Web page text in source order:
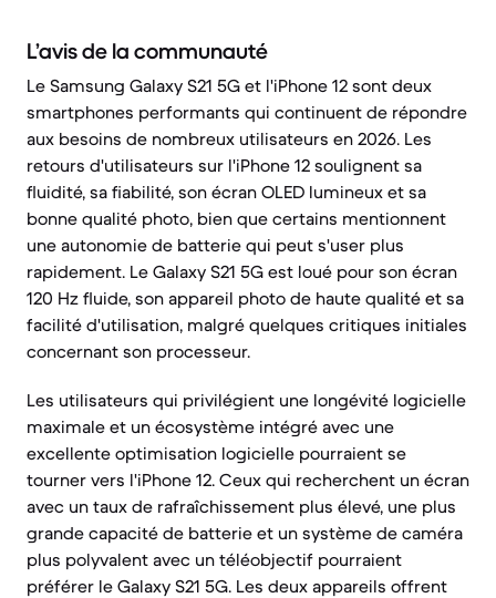
L’avis de la communauté
Le Samsung Galaxy S21 5G et l'iPhone 12 sont deux
smartphones performants qui continuent de répondre
aux besoins de nombreux utilisateurs en 2026. Les
retours d'utilisateurs sur l'iPhone 12 soulignent sa
fluidité, sa fiabilité, son écran OLED lumineux et sa
bonne qualité photo, bien que certains mentionnent
une autonomie de batterie qui peut s'user plus
rapidement. Le Galaxy S21 5G est loué pour son écran
120 Hz fluide, son appareil photo de haute qualité et sa
facilité d'utilisation, malgré quelques critiques initiales
concernant son processeur.
Les utilisateurs qui privilégient une longévité logicielle
maximale et un écosystème intégré avec une
excellente optimisation logicielle pourraient se
tourner vers l'iPhone 12. Ceux qui recherchent un écran
avec un taux de rafraîchissement plus élevé, une plus
grande capacité de batterie et un système de caméra
plus polyvalent avec un téléobjectif pourraient
préférer le Galaxy S21 5G. Les deux appareils offrent